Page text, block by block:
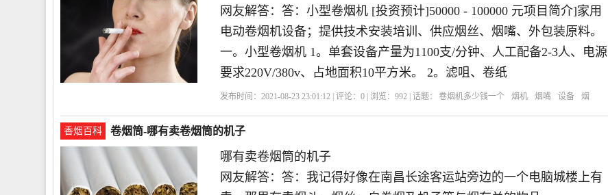
网友解答：答：小型卷烟机 [投资预计]50000 - 100000 元项目简介]家用
电动卷烟机设备；提供技术安装培训、供应烟丝、烟嘴、外包装原料。
一。小型卷烟机 1。单套设备产量为1100支/分钟、人工配备2-3人、电源
要求220V/380v、占地面积10平方米。 2。滤咀、卷纸
发布时间：2021-08-23 23:01:12 | 评论：0 | 浏览：992 | 话题： 卷烟机多少钱一个 烟机 烟嘴 设备
烟
丝
一台
香烟百科 卷烟筒-哪有卖卷烟筒的机子
哪有卖卷烟筒的机子
网友解答：答：我记得好像在南昌长途客运站旁边的一个电脑城楼上有